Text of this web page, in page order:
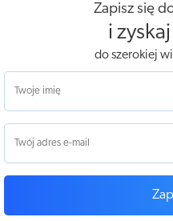
Zapisz się
i
do szerokiej